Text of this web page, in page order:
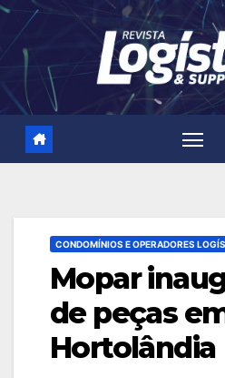
Skip
content
CONDOMÍNIOS E OPERADORES
Mopar
de peças
Hortolândia